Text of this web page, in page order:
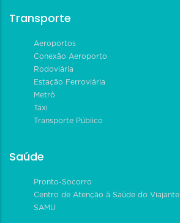
Transporte
Aeroportos
Conexão Aeroporto
Rodoviária
Estação Ferroviária
Metrô
Táxi
Transporte Público
Saúde
Pronto-Socorro
Centro de Atenção à Saúde do Viajante
SAMU